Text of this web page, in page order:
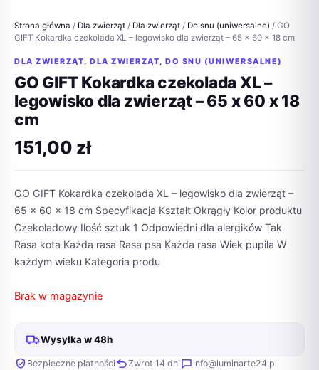
Strona główna / Dla zwierząt / Dla zwierząt / Do snu (uniwersalne) / GO
GIFT Kokardka czekolada XL – legowisko dla zwierząt – 65 x 60 x 18 cm
DLA ZWIERZĄT,DLA ZWIERZĄT,DO SNU (UNIWERSALNE)
GO GIFT Kokardka czekolada XL –
legowisko dla zwierząt – 65 x 60 x 18
cm
151,00 zł
GO GIFT Kokardka czekolada XL – legowisko dla zwierząt –
65 x 60 x 18 cm Specyfikacja Kształt Okrągły Kolor produktu
Czekoladowy Ilość sztuk 1 Odpowiedni dla alergików Tak
Rasa kota Każda rasa Rasa psa Każda rasa Wiek pupila W
każdym wieku Kategoria produ
Brak w magazynie
Wysyłka w 48h
Bezpieczne płatności Zwrot 14 dni info@luminarte24.pl